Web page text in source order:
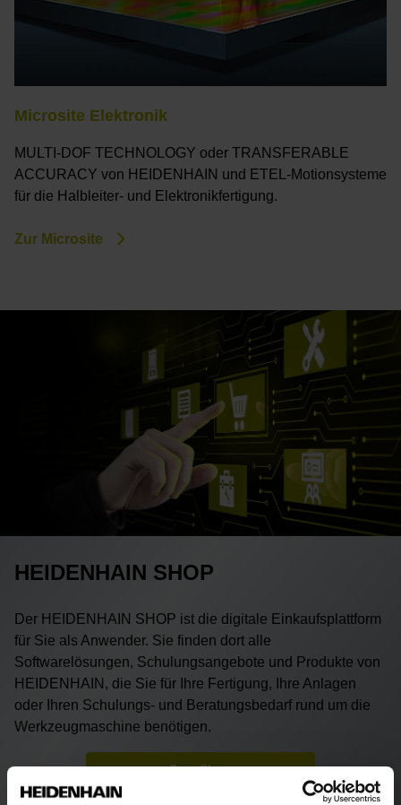
Microsite Elektronik
MULTI-DOF TECHNOLOGY oder TRANSFERABLE
ACCURACY von HEIDENHAIN und ETEL­­­­­-Motionsysteme
für die Halbleiter- und Elektronikfertigung.
Zur Microsite
HEIDENHAIN SHOP
Der HEIDENHAIN SHOP ist die digitale Einkaufsplattform
für Sie als Anwender. Sie finden dort alle
Softwarelösungen, Schulungsangebote und Produkte von
HEIDENHAIN, die Sie für Ihre Fertigung, Ihre Anlagen
oder Ihren Schulungs- und Beratungsbedarf rund um die
Werkzeugmaschine benötigen.
Zum Shop